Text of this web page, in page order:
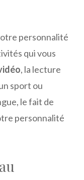
personnalité
qui vous
, la lecture
sport ou
le fait de
personnalité